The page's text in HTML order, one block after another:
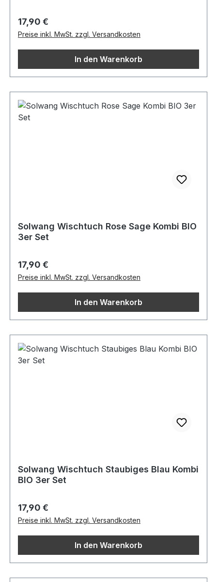
Regulärer Preis:
17,90 €
Preise inkl. MwSt. zzgl. Versandkosten
In den Warenkorb
Solwang Wischtuch Rose Sage Kombi BIO
3er Set
Regulärer Preis:
17,90 €
Preise inkl. MwSt. zzgl. Versandkosten
In den Warenkorb
Solwang Wischtuch Staubiges Blau Kombi
BIO 3er Set
Regulärer Preis:
17,90 €
Preise inkl. MwSt. zzgl. Versandkosten
In den Warenkorb